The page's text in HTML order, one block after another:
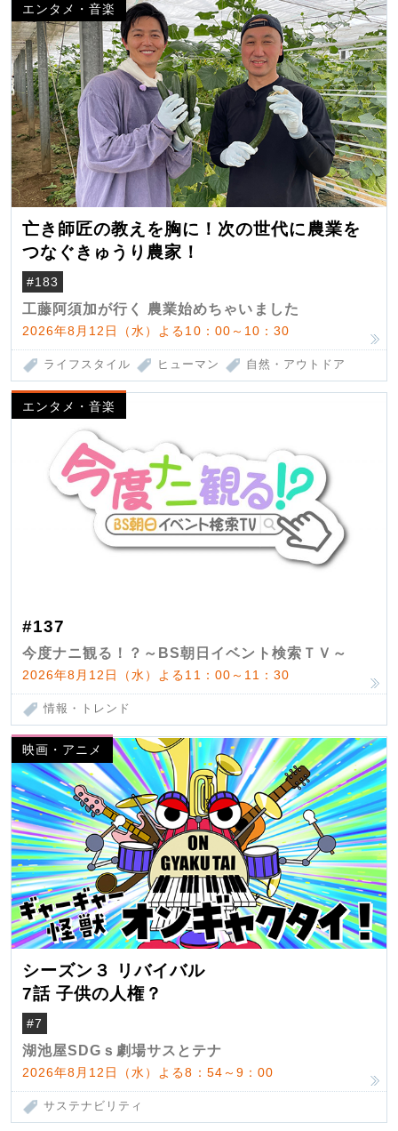
エンタメ・音楽
亡き師匠の教えを胸に！次の世代に農業を
つなぐきゅうり農家！
#183
工藤阿須加が行く 農業始めちゃいました
2026年8月12日（水）よる10：00～10：30
ライフスタイル ヒューマン 自然・アウトドア
エンタメ・音楽
#137
今度ナニ観る！？～BS朝日イベント検索ＴＶ～
2026年8月12日（水）よる11：00～11：30
情報・トレンド
映画・アニメ
シーズン３ リバイバル
7話 子供の人権？
#7
湖池屋SDGｓ劇場サスとテナ
2026年8月12日（水）よる8：54～9：00
サステナビリティ